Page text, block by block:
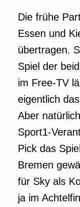
Die frühe
Essen und
übertragen.
Spiel der
im Free-TV
eigentlich
Aber
Sport1-
Pick das
Bremen
für Sky als
ja im